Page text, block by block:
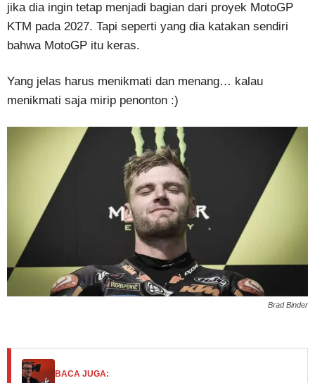
jika dia ingin tetap menjadi bagian dari proyek MotoGP
KTM pada 2027. Tapi seperti yang dia katakan sendiri
bahwa MotoGP itu keras.
Yang jelas harus menikmati dan menang… kalau
menikmati saja mirip penonton :)
Brad Binder
BACA JUGA: